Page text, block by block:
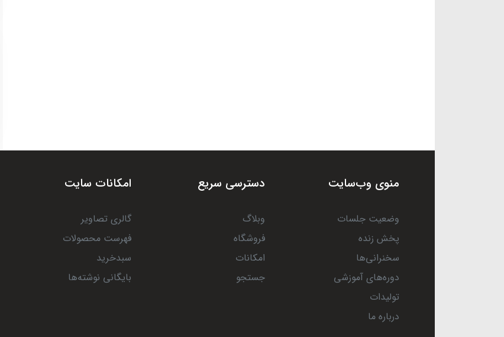
منوی وب‌سایت
وضعیت جلسات
پخش زنده
سخنرانی‌ها
دوره‌های آموزشی
تولیدات
درباره ما
دسترسی سریع
وبلاگ
فروشگاه
امکانات
جستجو
امکانات سایت
گالری تصاویر
فهرست محصولات
سبدخرید
بایگانی نوشته‌ها